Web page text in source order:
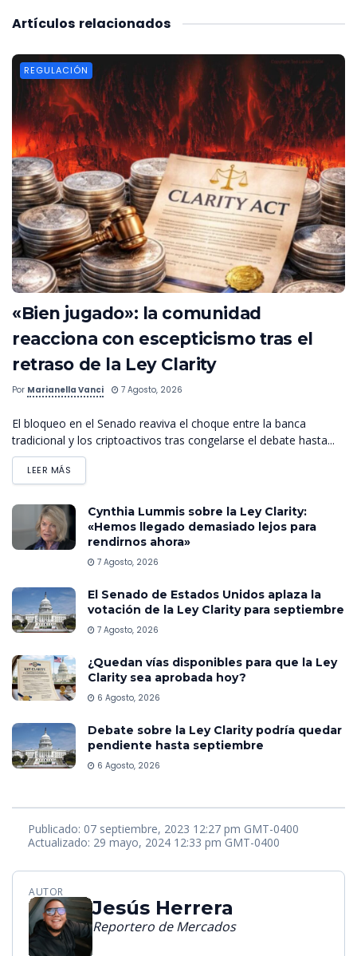
relacionados
Artículos
REGULACIÓN
«Bien jugado»: la comunidad
reacciona con escepticismo tras el
retraso de la Ley Clarity
Por Marianella Vanci 7 Agosto, 2026
El bloqueo en el Senado reaviva el choque entre la banca
tradicional y los criptoactivos tras congelarse el debate hasta...
LEER MÁS
Cynthia Lummis sobre la Ley Clarity:
«Hemos llegado demasiado lejos para
rendirnos ahora»
7 Agosto, 2026
El Senado de Estados Unidos aplaza la
votación de la Ley Clarity para septiembre
7 Agosto, 2026
¿Quedan vías disponibles para que la Ley
Clarity sea aprobada hoy?
6 Agosto, 2026
Debate sobre la Ley Clarity podría quedar
pendiente hasta septiembre
6 Agosto, 2026
Publicado: 07 septiembre, 2023 12:27 pm GMT-0400
Actualizado: 29 mayo, 2024 12:33 pm GMT-0400
AUTOR
Jesús Herrera
Reportero de Mercados